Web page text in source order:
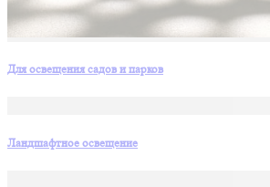
Для освещения садов и парков
Ландшафтное освещение